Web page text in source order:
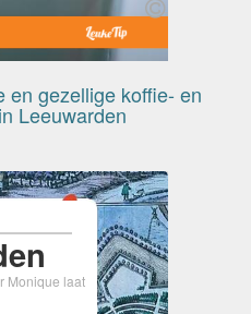
en gezellige koffie- en
Leeuwarden
Monique laat